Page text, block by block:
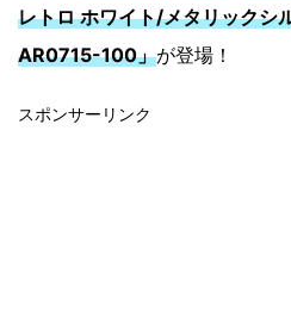
レトロ ホワイト/メタリックシ
AR0715-100」が登場！
スポンサーリンク